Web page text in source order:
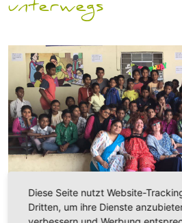
unterwegs
Diese Seite nutzt Website-
Dritten, um ihre Dienste